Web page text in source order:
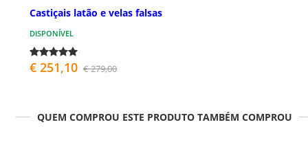
Castiçais latão e velas falsas
DISPONÍVEL
€ 251,10 € 279,00
QUEM COMPROU ESTE PRODUTO TAMBÉM COMPROU